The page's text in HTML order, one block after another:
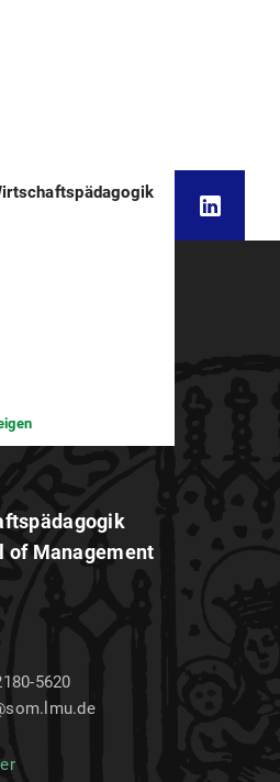
of Management
5620